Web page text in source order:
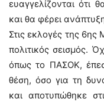
ευαγγελίζονται ότι
και θα φέρει
Στις εκλογές της
πολιτικός σεισμός.
όπως το ΠΑΣΟΚ,
θέση, όσο για τη
και αποτυπώθηκε